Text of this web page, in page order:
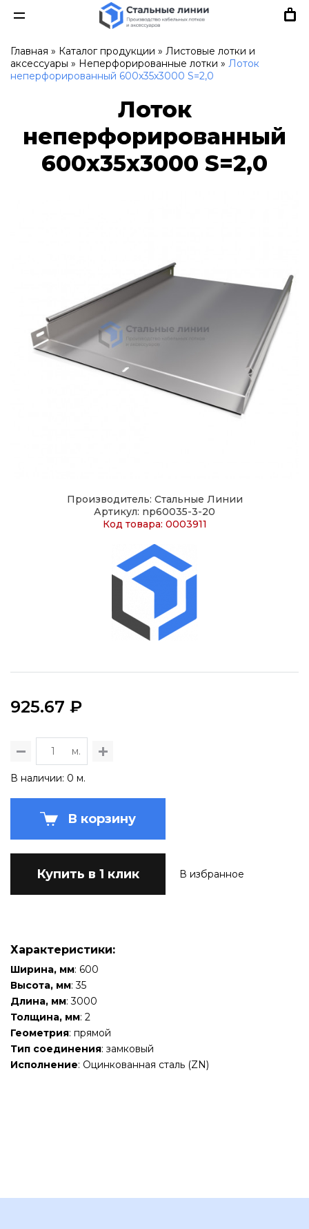
Главная » Каталог продукции » Листовые лотки и
аксессуары » Неперфорированные лотки » Лоток
неперфорированный 600х35х3000 S=2,0
Лоток
неперфорированный
600х35х3000 S=2,0
Производитель: Стальные Линии
Артикул: np60035-3-20
Код товара: 0003911
925.67 ₽
м.
В наличии: 0 м.
В корзину
Купить в 1 клик В избранное
Характеристики:
Ширина, мм: 600
Высота, мм: 35
Длина, мм: 3000
Толщина, мм: 2
Геометрия: прямой
Тип соединения: замковый
Исполнение: Оцинкованная сталь (ZN)